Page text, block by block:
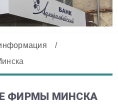
/
ФИРМЫ МИНСКА